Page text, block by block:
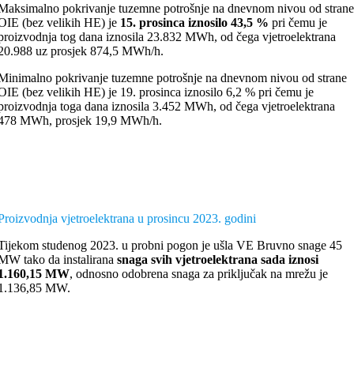
pokrivanje tuzemne potrošnje na dnevnom nivou od strane
(bez velikih HE) je 15. prosinca iznosilo 43,5 % pri čemu je
tog dana iznosila 23.832 MWh, od čega vjetroelektrana
uz prosjek 874,5 MWh/h.
pokrivanje tuzemne potrošnje na dnevnom nivou od strane
(bez velikih HE) je 19. prosinca iznosilo 6,2 % pri čemu je
toga dana iznosila 3.452 MWh, od čega vjetroelektrana
MWh, prosjek 19,9 MWh/h.
vjetroelektrana u prosincu 2023. godini
studenog 2023. u probni pogon je ušla VE Bruvno snage 45
tako da instaliranasnaga svih vjetroelektrana sada iznosi
MW, odnosno odobrena snaga za priključak na mrežu je
MW.